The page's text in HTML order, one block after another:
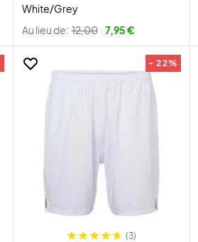
White/Grey
Au lieu de: 12,00 7,95 €
- 22%
(3)